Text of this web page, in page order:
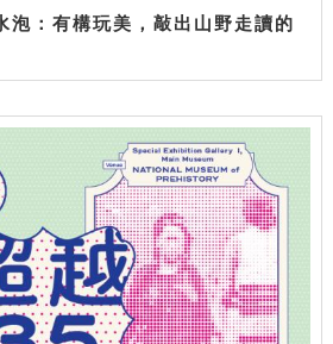
泡：有構玩美，敲出山野走讀的